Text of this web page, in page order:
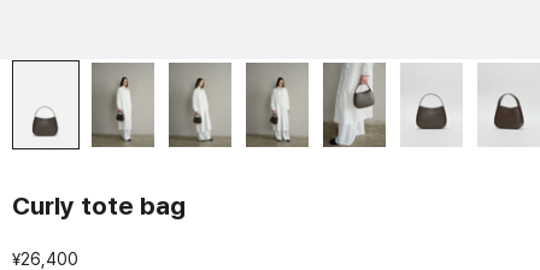
Curly tote bag
セール価格
¥26,400